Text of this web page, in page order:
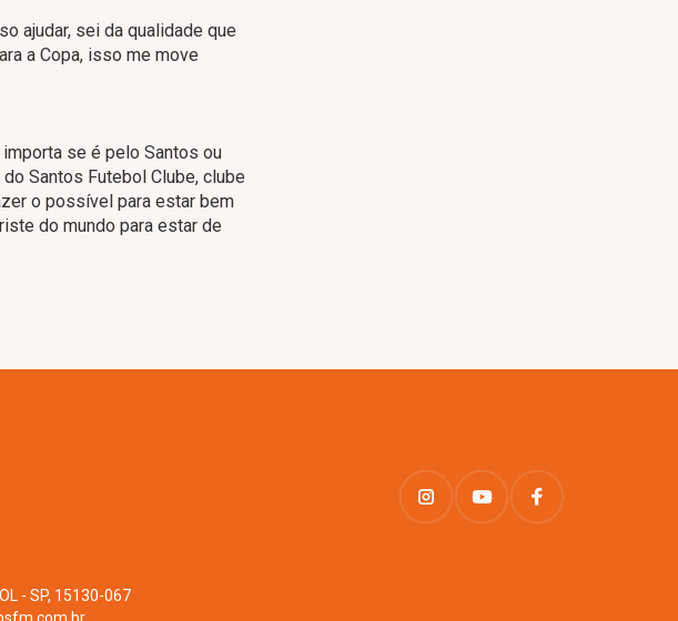
ajudar, sei da qualidade que
a Copa, isso me move
se é pelo Santos ou
Santos Futebol Clube, clube
o possível para estar bem
do mundo para estar de
- SP, 15130-067